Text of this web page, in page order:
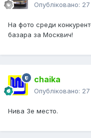
Опубліковано: 27
На фото среди
базара за Москвич!
chaika
Опубліковано: 27
Нива 3е место.